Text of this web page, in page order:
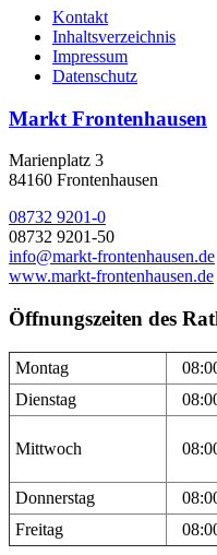
Kontakt
Inhaltsverzeichnis
Impressum
Datenschutz
Markt Frontenhausen
Marienplatz 3
84160 Frontenhausen
08732 9201-0
08732 9201-50
info@markt-frontenhausen.de
www.markt-frontenhausen.de
Öffnungszeiten des
Montag
Dienstag
Mittwoch
Donnerstag
Freitag